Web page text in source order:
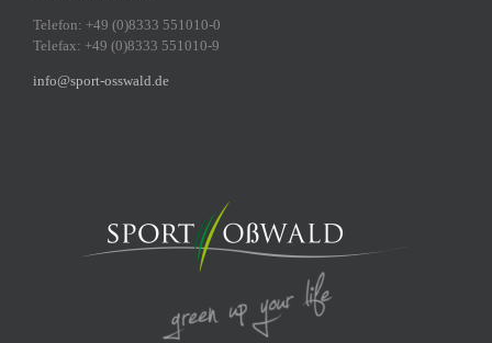
Telefon: +49 (0)8333 551010-0
Telefax: +49 (0)8333 551010-9
info@sport-osswald.de